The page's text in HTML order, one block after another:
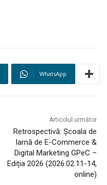
WhatsApp
Articolul următor
Retrospectivă: Școala de
Iarnă de E-Commerce &
Digital Marketing GPeC –
Ediția 2026 (2026.02.11-14,
online)